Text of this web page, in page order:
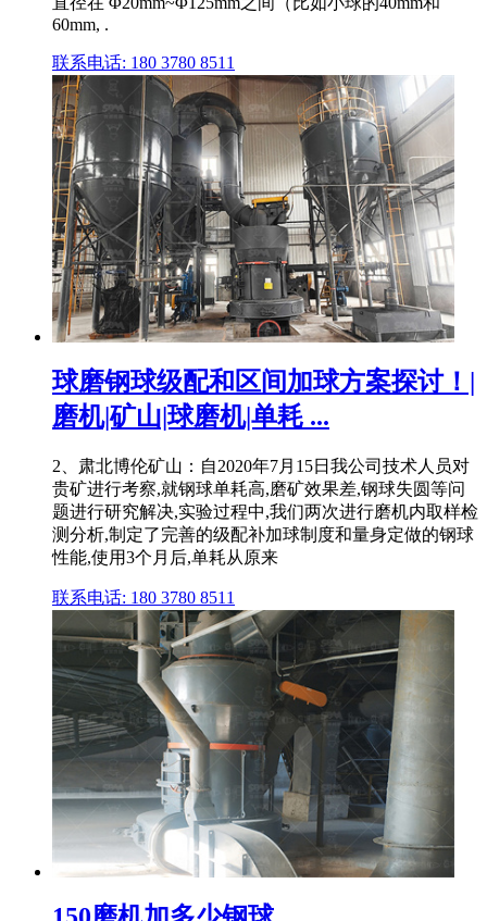
60mm, .
联系电话: 180 3780 8511
球磨钢球级配和区间加球方案探讨！|
磨机|矿山|球磨机|单耗 ...
2、肃北博伦矿山：自2020年7月15日我公司技术人员对
贵矿进行考察,就钢球单耗高,磨矿效果差,钢球失圆等问
题进行研究解决,实验过程中,我们两次进行磨机内取样检
测分析,制定了完善的级配补加球制度和量身定做的钢球
性能,使用3个月后,单耗从原来
联系电话: 180 3780 8511